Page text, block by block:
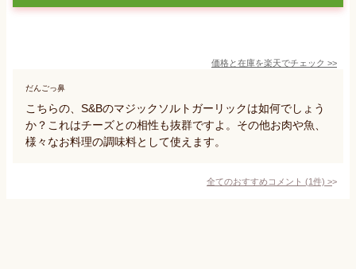
価格と在庫を楽天でチェック >>
だんごっ鼻
こちらの、S&Bのマジックソルトガーリックは如何でしょう
か？これはチーズとの相性も抜群ですよ。その他お肉や魚、
様々なお料理の調味料として使えます。
全てのおすすめコメント (1件) >